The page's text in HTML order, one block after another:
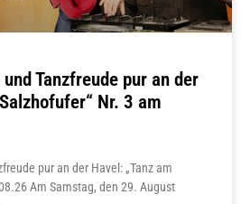
Tanzfreude pur an der
Nr. 3 am
pur an der Havel: „Tanz am
Am Samstag, den 29. August